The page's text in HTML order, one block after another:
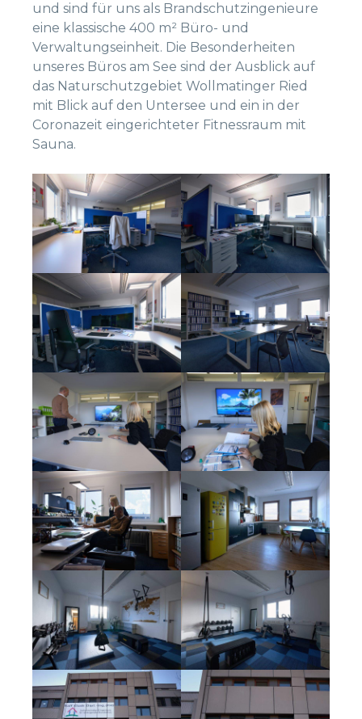
und sind für uns als Brandschutzingenieure
eine klassische 400 m² Büro- und
Verwaltungseinheit. Die Besonderheiten
unseres Büros am See sind der Ausblick auf
das Naturschutzgebiet Wollmatinger Ried
mit Blick auf den Untersee und ein in der
Coronazeit eingerichteter Fitnessraum mit
Sauna.